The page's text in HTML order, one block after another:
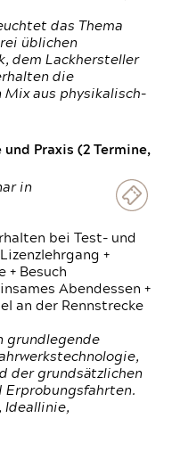
das Thema
üblichen
dem Lackhersteller
die
Mix aus physikalisch-
Praxis (2 Termine,
in
bei Test- und
+
+ Besuch
Abendessen +
an der Rennstrecke
grundlegende
der grundsätzlichen
Erprobungsfahrten.
Ideallinie,